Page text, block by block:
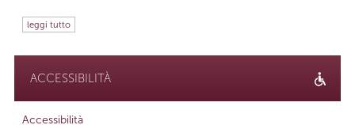
leggi tutto
ACCESSIBILITÀ
Accessibilità